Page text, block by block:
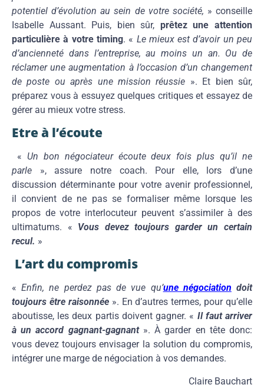
potentiel d’évolution au sein de votre société, » conseille
Isabelle Aussant. Puis, bien sûr, prêtez une attention
particulière à votre timing. « Le mieux est d’avoir un peu
d’ancienneté dans l’entreprise, au moins un an. Ou de
réclamer une augmentation à l’occasion d’un changement
de poste ou après une mission réussie ». Et bien sûr,
préparez vous à essuyez quelques critiques et essayez de
gérer au mieux votre stress.
Etre à l’écoute
« Un bon négociateur écoute deux fois plus qu’il ne
parle », assure notre coach. Pour elle, lors d’une
discussion déterminante pour votre avenir professionnel,
il convient de ne pas se formaliser même lorsque les
propos de votre interlocuteur peuvent s’assimiler à des
ultimatums. « Vous devez toujours garder un certain
recul. »
L’art du compromis
«Enfin, ne perdez pas de vue qu’une négociation doit
toujours être raisonnée ». En d’autres termes, pour qu’elle
aboutisse, les deux partis doivent gagner. « Il faut arriver
à un accord gagnant-gagnant ». À garder en tête donc:
vous devez toujours envisager la solution du compromis,
intégrer une marge de négociation à vos demandes.
Claire Bauchart